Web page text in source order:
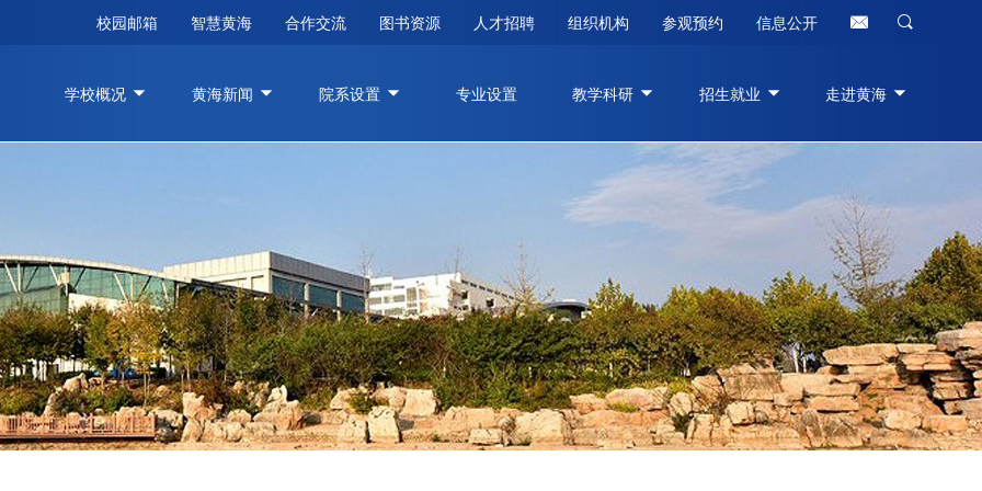
校园邮箱 智慧黄海 合作交流 图书资源 人才招聘 组织机构 参观预约 信息公开
学校概况 黄海新闻 院系设置 专业设置 教学科研 招生就业 走进黄海